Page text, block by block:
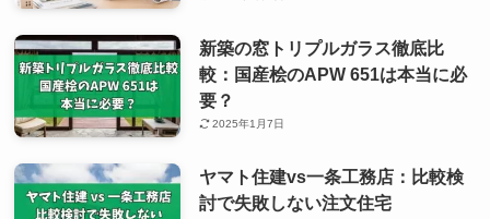
新築の窓トリプルガラス徹底比
較：国産桧のAPW 651は本当に必
要？
2025年1月7日
ヤマト住建vs一条工務店：比較検
討で失敗しない注文住宅